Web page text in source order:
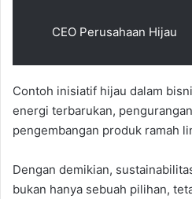
CEO Perusahaan Hijau
Contoh inisiatif hijau dalam
energi terbarukan,
pengembangan produk ramah
Dengan demikian,
bukan hanya sebuah pilihan,